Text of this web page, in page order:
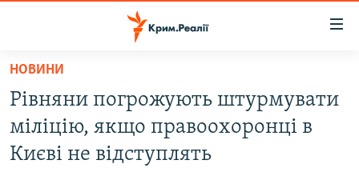
Перейти
основного
матеріалу
Перейти
до
ВІДЕО ТА ФОТО
НОВИНИ
Рівняни погрожують штурмувати
міліцію, якщо правоохоронці в
Києві не відступлять